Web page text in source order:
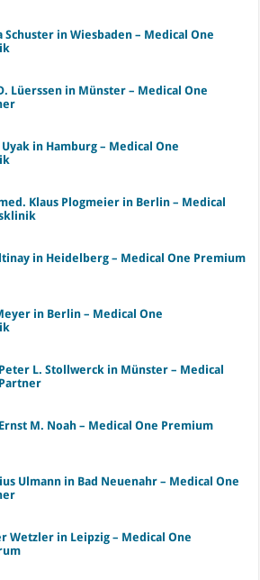
Schuster in Wiesbaden – Medical One
Lüerssen in Münster – Medical One
in Hamburg – Medical One
Klaus Plogmeier in Berlin – Medical
in Heidelberg – Medical One Premium
in Berlin – Medical One
L. Stollwerck in Münster – Medical
M. Noah – Medical One Premium
Ulmann in Bad Neuenahr – Medical One
Wetzler in Leipzig – Medical One